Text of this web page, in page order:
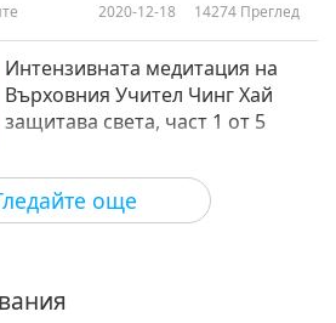
още
2020-12-18 14274 Преглед
Интензивната медитация на
Върховния Учител Чинг Хай
защитава света, част 1 от 5
2020-12-13 14217